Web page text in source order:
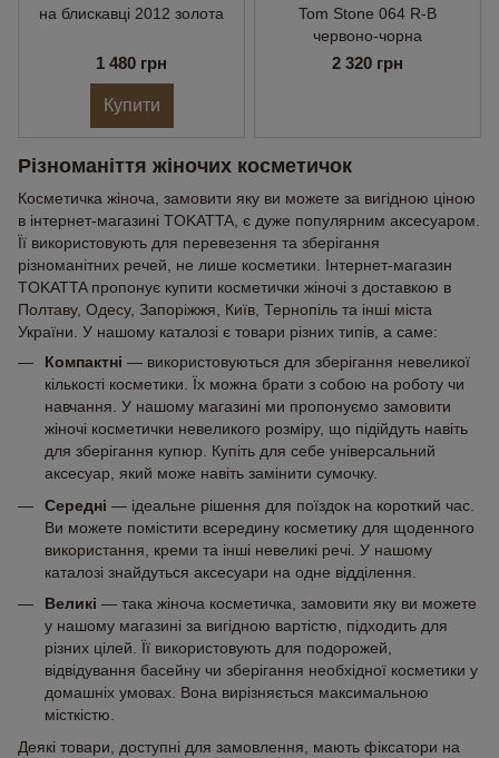
на блискавці 2012 золота
1 480 грн
Купити
Tom Stone 064 R-B
червоно-чорна
2 320 грн
Різноманіття жіночих косметичок
Косметичка жіноча, замовити яку ви можете за вигідною ціною
в інтернет-магазині TOKATTA, є дуже популярним аксесуаром.
Її використовують для перевезення та зберігання
різноманітних речей, не лише косметики. Інтернет-магазин
TOKATTA пропонує купити косметички жіночі з доставкою в
Полтаву, Одесу, Запоріжжя, Київ, Тернопіль та інші міста
України. У нашому каталозі є товари різних типів, а саме:
Компактні — використовуються для зберігання невеликої
кількості косметики. Їх можна брати з собою на роботу чи
навчання. У нашому магазині ми пропонуємо замовити
жіночі косметички невеликого розміру, що підійдуть навіть
для зберігання купюр. Купіть для себе універсальний
аксесуар, який може навіть замінити сумочку.
Середні — ідеальне рішення для поїздок на короткий час.
Ви можете помістити всередину косметику для щоденного
використання, креми та інші невеликі речі. У нашому
каталозі знайдуться аксесуари на одне відділення.
Великі — така жіноча косметичка, замовити яку ви можете
у нашому магазині за вигідною вартістю, підходить для
різних цілей. Її використовують для подорожей,
відвідування басейну чи зберігання необхідної косметики у
домашніх умовах. Вона вирізняється максимальною
місткістю.
Деякі товари, доступні для замовлення, мають фіксатори на